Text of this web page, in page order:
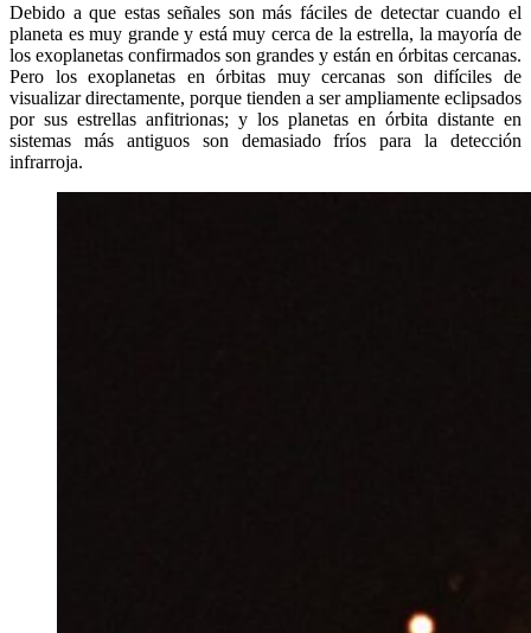
Debido a que estas señales son más fáciles de detectar cuando el
planeta es muy grande y está muy cerca de la estrella, la mayoría de
los exoplanetas confirmados son grandes y están en órbitas cercanas.
Pero los exoplanetas en órbitas muy cercanas son difíciles de
visualizar directamente, porque tienden a ser ampliamente eclipsados
​​por sus estrellas anfitrionas; y los planetas en órbita distante en
sistemas más antiguos son demasiado fríos para la detección
infrarroja.